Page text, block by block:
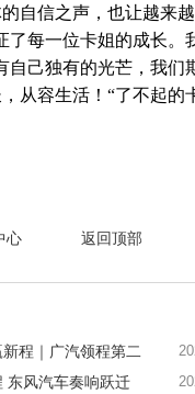
自信之声，也让越来
了每一位卡姐的成长。
自己独有的光芒，我们
从容生活！“了不起的
心 返回顶部
程｜广汽领程第二
东风汽车奏响跃迁